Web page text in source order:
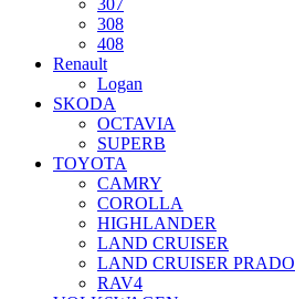
307
308
408
Renault
Logan
SKODA
OCTAVIA
SUPERB
TOYOTA
CAMRY
COROLLA
HIGHLANDER
LAND CRUISER
LAND CRUISER PRADO
RAV4